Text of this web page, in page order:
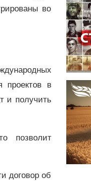
во
проектов в
и получить
позволит
договор об